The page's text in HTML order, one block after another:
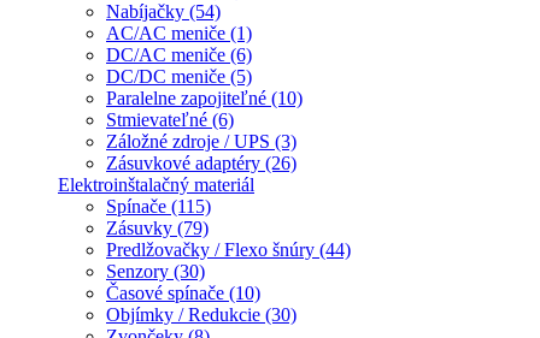
Nabíjačky (54)
AC/AC meniče (1)
DC/AC meniče (6)
DC/DC meniče (5)
Paralelne zapojiteľné (10)
Stmievateľné (6)
Záložné zdroje / UPS (3)
Zásuvkové adaptéry (26)
Elektroinštalačný materiál
Spínače (115)
Zásuvky (79)
Predlžovačky / Flexo šnúry (44)
Senzory (30)
Časové spínače (10)
Objímky / Redukcie (30)